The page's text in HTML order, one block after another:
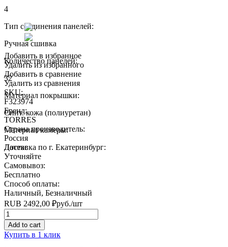
4
Тип соединения панелей:
Ручная сшивка
Количество панелей:
32
Материал покрышки:
Синт. кожа (полиуретан)
Материал камеры:
Латекс
Добавить в избранное
Удалить из избранного
Добавить в сравнение
Удалить из сравнения
SKU:
F323974
Бренд:
TORRES
Страна производитель:
Россия
Доставка по г. Екатеринбург:
Уточняйте
Самовывоз:
Бесплатно
Способ оплаты:
Наличный, Безналичный
RUB 2492,00 ₽руб./шт
Quantity
Add to cart
Купить в 1 клик